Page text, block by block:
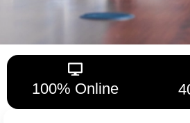
100% Online